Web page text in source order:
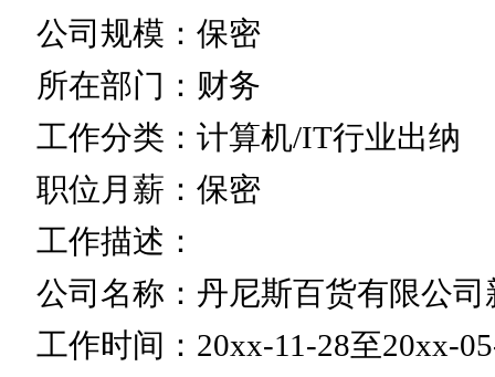
公司规模：保密
所在部门：财务
工作分类：计算机/IT行业出纳
职位月薪：保密
工作描述：
公司名称：丹尼斯百货有限公
工作时间：20xx-11-28至20xx-